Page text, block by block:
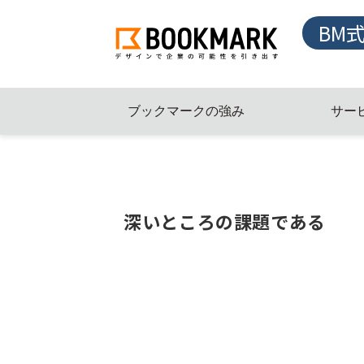
BM
ブックマークの強み サー
深いところの課題である